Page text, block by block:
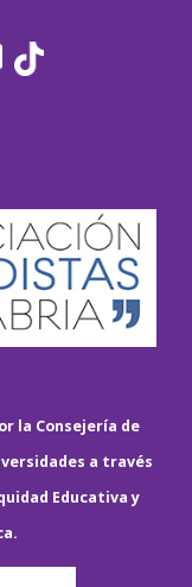
la Consejería de
a través
Educativa y